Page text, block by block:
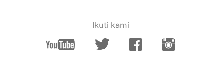
冬休みはめちゃめちゃ良
す。
Ikuti kami